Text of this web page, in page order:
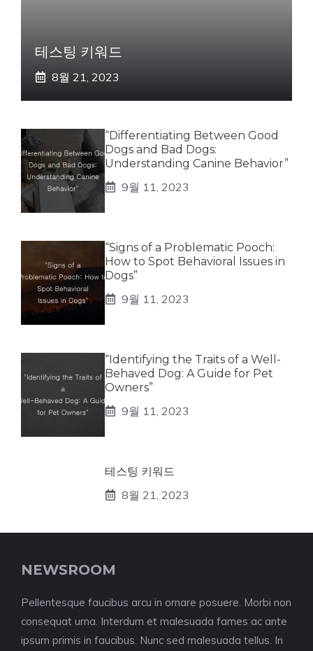
테스팅 키워드
8월 21, 2023
“Differentiating Between Good
Dogs and Bad Dogs:
Understanding Canine Behavior”
9월 11, 2023
“Signs of a Problematic Pooch:
How to Spot Behavioral Issues in
Dogs”
9월 11, 2023
“Identifying the Traits of a Well-
Behaved Dog: A Guide for Pet
Owners”
9월 11, 2023
테스팅 키워드
8월 21, 2023
NEWSROOM
Pellentesque faucibus arcu in ornare posuere. Morbi non
consequat urna. Interdum et malesuada fames ac ante
ipsum primis in faucibus. Nunc sed malesuada tellus. In